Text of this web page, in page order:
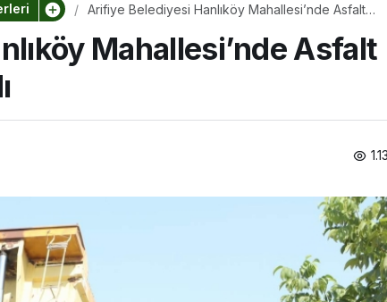
Arifiye Belediyesi Hanlıköy Mahallesi’nde Asfalt
Mahallesi’nde Asfalt